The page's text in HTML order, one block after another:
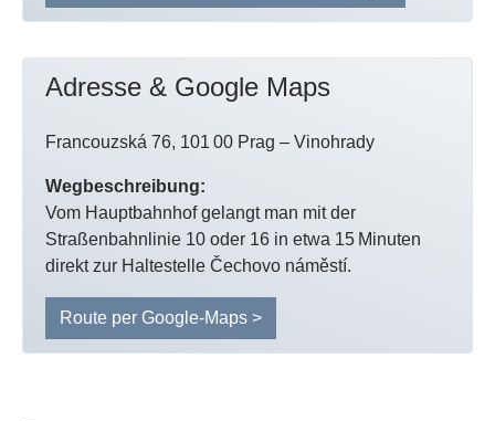
Adresse & Google Maps
Francouzská 76, 101 00 Prag – Vinohrady
Wegbeschreibung:
Vom Hauptbahnhof gelangt man mit der
Straßenbahnlinie 10 oder 16 in etwa 15 Minuten
direkt zur Haltestelle Čechovo náměstí.
Route per Google-Maps >